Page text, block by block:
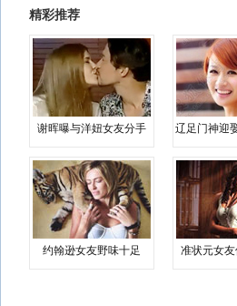
精彩推荐
谢晖曝与洋妞女友分手 辽足门神迎
约翰逊女友野味十足 准状元女